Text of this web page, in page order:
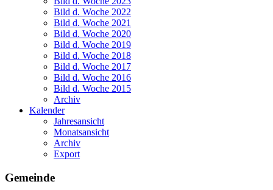
Bild d. Woche 2022
Bild d. Woche 2021
Bild d. Woche 2020
Bild d. Woche 2019
Bild d. Woche 2018
Bild d. Woche 2017
Bild d. Woche 2016
Bild d. Woche 2015
Archiv
Kalender
Jahresansicht
Monatsansicht
Archiv
Export
Gemeinde